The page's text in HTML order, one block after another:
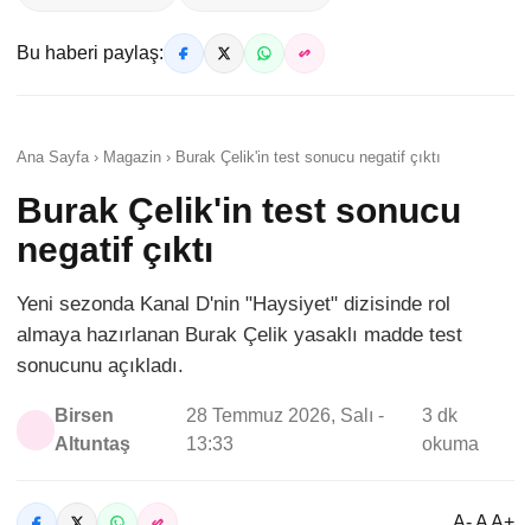
Bu haberi paylaş:
Ana Sayfa › Magazin › Burak Çelik'in test sonucu negatif çıktı
Burak Çelik'in test sonucu
negatif çıktı
Yeni sezonda Kanal D'nin "Haysiyet" dizisinde rol
almaya hazırlanan Burak Çelik yasaklı madde test
sonucunu açıkladı.
Birsen
Altuntaş
28 Temmuz 2026, Salı -
13:33
3 dk
okuma